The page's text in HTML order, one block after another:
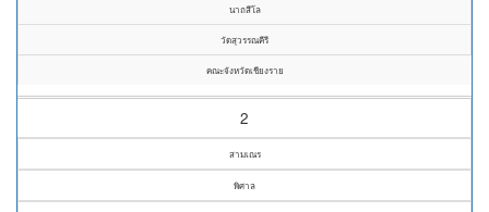
นาถสีโล
วัดสุวรรณคีรี
คณะจังหวัดเชียงราย
2
สามเณร
พิศาล